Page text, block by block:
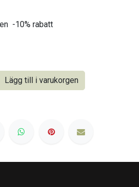
-10% rabatt
Lägg till i varukorgen